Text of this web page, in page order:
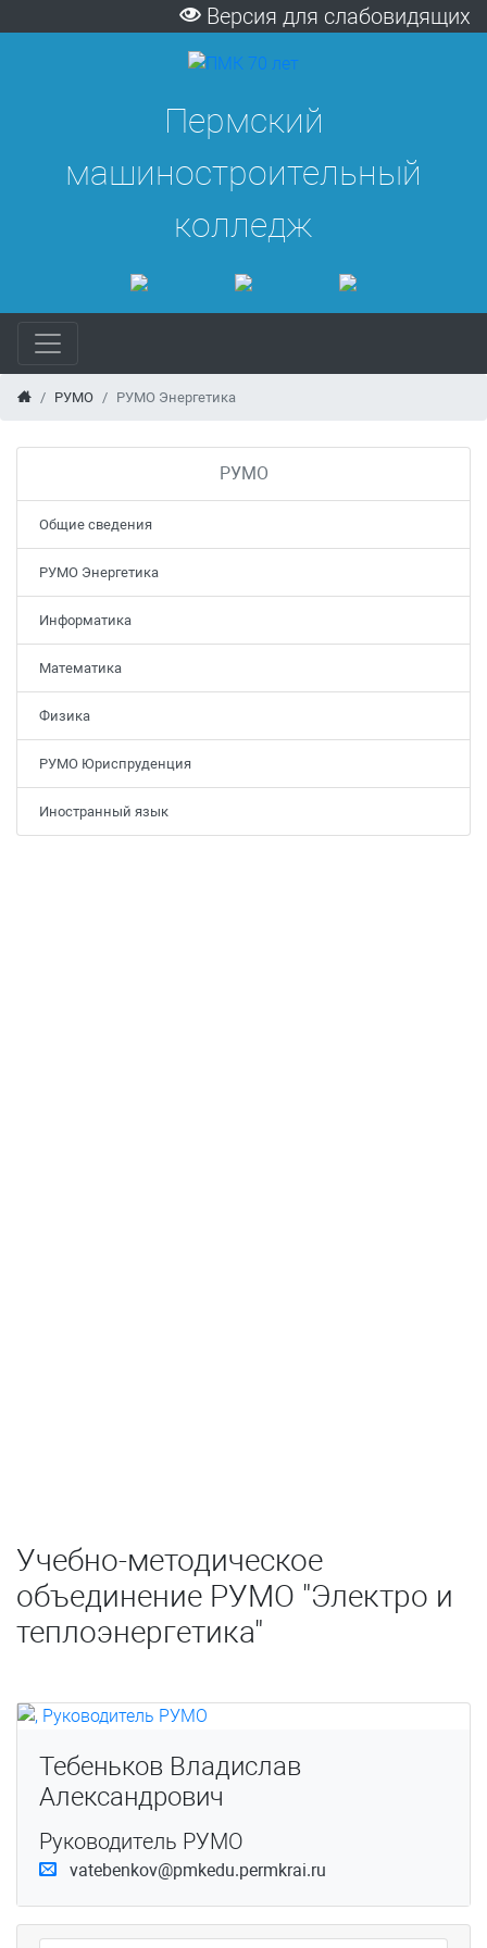
Версия для слабовидящих
Пермский
машиностроительный
колледж
РУМО РУМО Энергетика
РУМО
Общие сведения
РУМО Энергетика
Информатика
Математика
Физика
РУМО Юриспруденция
Иностранный язык
Учебно-методическое
объединение РУМО "Электро и
теплоэнергетика"
Тебеньков Владислав
Александрович
Руководитель РУМО
vatebenkov@pmkedu.permkrai.ru